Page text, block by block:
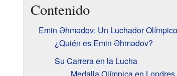
Contenido
Emin Əhmədov: Un Luchador Olímpico
¿Quién es Emin Əhmədov?
Su Carrera en la Lucha